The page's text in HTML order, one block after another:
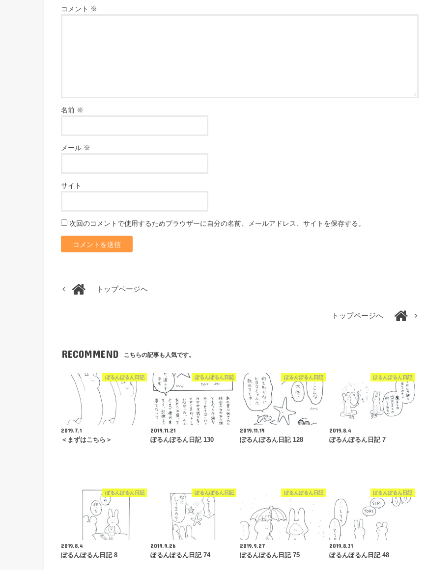
コメント ※
名前 ※
メール ※
サイト
次回のコメントで使用するためブラウザーに自分の名前、メールアドレス、サイトを保存する。
トップページへ
トップページへ
RECOMMEND こちらの記事も人気です。
ぽるんぽるん日記
2019.7.1
＜まずはこちら＞
ぽるんぽるん日記
2019.11.21
ぽるんぽるん日記 130
ぽるんぽるん日記
2019.11.19
ぽるんぽるん日記 128
ぽるんぽるん日記
2019.8.4
ぽるんぽるん日記 7
ぽるんぽるん日記
2019.8.4
ぽるんぽるん日記 8
ぽるんぽるん日記
2019.9.26
ぽるんぽるん日記 74
ぽるんぽるん日記
2019.9.27
ぽるんぽるん日記 75
ぽるんぽるん日記
2019.8.31
ぽるんぽるん日記 48